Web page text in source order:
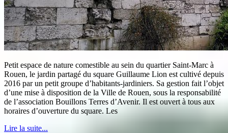
Petit espace de nature comestible au sein du quartier Saint-Marc à
Rouen, le jardin partagé du square Guillaume Lion est cultivé depuis
2016 par un petit groupe d’habitants-jardiniers. Sa gestion fait l’objet
d’une mise à disposition de la Ville de Rouen, sous la responsabilité
de l’association Bouillons Terres d’Avenir. Il est ouvert à tous aux
horaires d’ouverture du square. Les
Lire la suite...